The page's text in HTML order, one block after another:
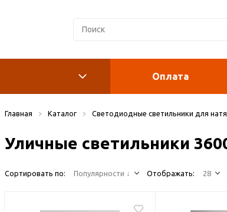
Оплата
Главная Каталог Светодиодные светильники для
Уличные светильники
Сортировать по: Популярности ↓ Отображать: 28